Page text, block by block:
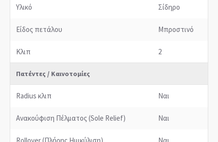
Υλικό Σίδηρο
Είδος πετάλου Μπροστινό
Κλιπ 2
Πατέντες / Καινοτομίες
Radius κλιπ Ναι
Ανακούφιση Πέλματος (Sole Relief) Ναι